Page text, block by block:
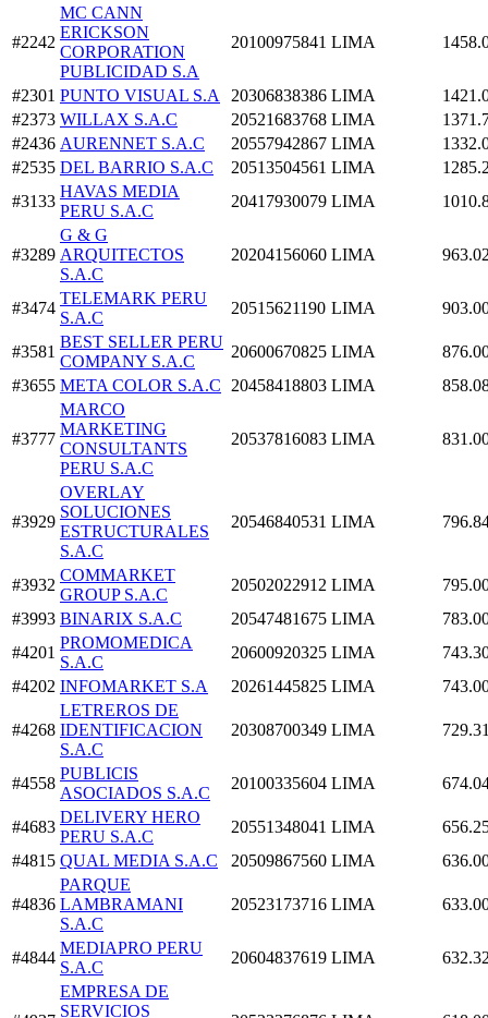
#2242
MC CANN
ERICKSON
CORPORATION
PUBLICIDAD S.A
20100975841 LIMA
#2301 PUNTO VISUAL S.A 20306838386 LIMA
#2373 WILLAX S.A.C 20521683768 LIMA
#2436 AURENNET S.A.C 20557942867 LIMA
#2535 DEL BARRIO S.A.C 20513504561 LIMA
#3133
HAVAS MEDIA
PERU S.A.C
20417930079 LIMA
#3289
G & G
ARQUITECTOS
S.A.C
20204156060 LIMA
#3474
TELEMARK PERU
S.A.C
20515621190 LIMA
#3581
BEST SELLER PERU
COMPANY S.A.C
20600670825 LIMA
#3655 META COLOR S.A.C 20458418803 LIMA
#3777
MARCO
MARKETING
CONSULTANTS
PERU S.A.C
20537816083 LIMA
#3929
OVERLAY
SOLUCIONES
ESTRUCTURALES
S.A.C
20546840531 LIMA
#3932
COMMARKET
GROUP S.A.C
20502022912 LIMA
#3993 BINARIX S.A.C 20547481675 LIMA
#4201
PROMOMEDICA
S.A.C
20600920325 LIMA
#4202 INFOMARKET S.A 20261445825 LIMA
#4268
LETREROS DE
IDENTIFICACION
S.A.C
20308700349 LIMA
#4558
PUBLICIS
ASOCIADOS S.A.C
20100335604 LIMA
#4683
DELIVERY HERO
PERU S.A.C
20551348041 LIMA
#4815 QUAL MEDIA S.A.C 20509867560 LIMA
#4836
PARQUE
LAMBRAMANI
S.A.C
20523173716 LIMA
#4844
MEDIAPRO PERU
S.A.C
20604837619 LIMA
EMPRESA DE
SERVICIOS